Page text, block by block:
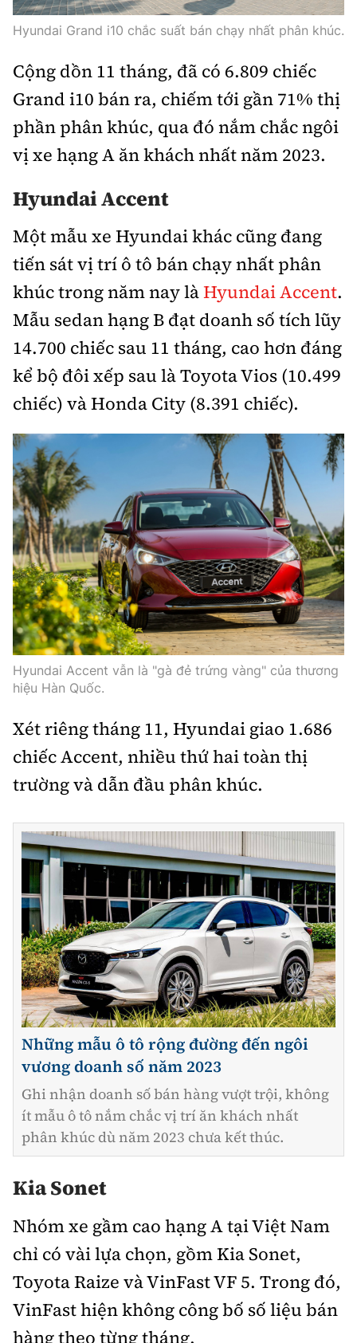
Hyundai Grand i10 chắc suất bán chạy nhất phân khúc.
Cộng dồn 11 tháng, đã có 6.809 chiếc
Grand i10 bán ra, chiếm tới gần 71% thị
phần phân khúc, qua đó nắm chắc ngôi
vị xe hạng A ăn khách nhất năm 2023.
Hyundai Accent
Một mẫu xe Hyundai khác cũng đang
tiến sát vị trí ô tô bán chạy nhất phân
khúc trong năm nay làHyundai Accent.
Mẫu sedan hạng B đạt doanh số tích lũy
14.700 chiếc sau 11 tháng, cao hơn đáng
kể bộ đôi xếp sau là Toyota Vios (10.499
chiếc) và Honda City (8.391 chiếc).
Hyundai Accent vẫn là "gà đẻ trứng vàng" của thương
hiệu Hàn Quốc.
Xét riêng tháng 11, Hyundai giao 1.686
chiếc Accent, nhiều thứ hai toàn thị
trường và dẫn đầu phân khúc.
Những mẫu ô tô rộng đường đến ngôi
vương doanh số năm 2023
Ghi nhận doanh số bán hàng vượt trội, không
ít mẫu ô tô nắm chắc vị trí ăn khách nhất
phân khúc dù năm 2023 chưa kết thúc.
Kia Sonet
Nhóm xe gầm cao hạng A tại Việt Nam
chỉ có vài lựa chọn, gồm Kia Sonet,
Toyota Raize và VinFast VF 5. Trong đó,
VinFast hiện không công bố số liệu bán
hàng theo từng tháng.